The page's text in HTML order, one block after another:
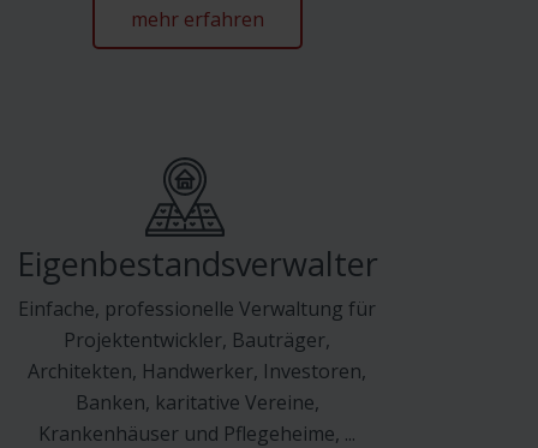
mehr erfahren
Eigenbestandsverwalter
Einfache, professionelle Verwaltung für
Projektentwickler, Bauträger,
Architekten, Handwerker, Investoren,
Banken, karitative Vereine,
Krankenhäuser und Pflegeheime, ...